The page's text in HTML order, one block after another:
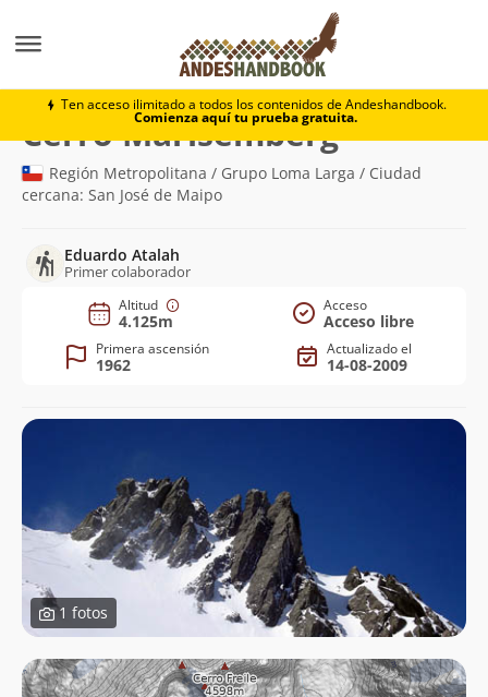
Ten acceso ilimitado a todos los contenidos de Andeshandbook.
Comienza aquí tu prueba gratuita.
Cerro Marisemberg
Cerro Marisemberg(4.125m)
Región Metropolitana / Grupo Loma Larga / Ciudad
cercana: San José de Maipo
Eduardo Atalah
Primer colaborador
Altitud
4.125m
Acceso
Acceso libre
Primera ascensión
1962
Actualizado el
14-08-2009
1 fotos